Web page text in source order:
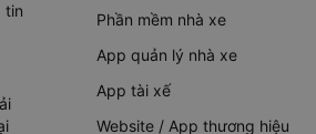
tin
Phần mềm nhà xe
App quản lý nhà xe
App tài xế
Website / App thương hiệu